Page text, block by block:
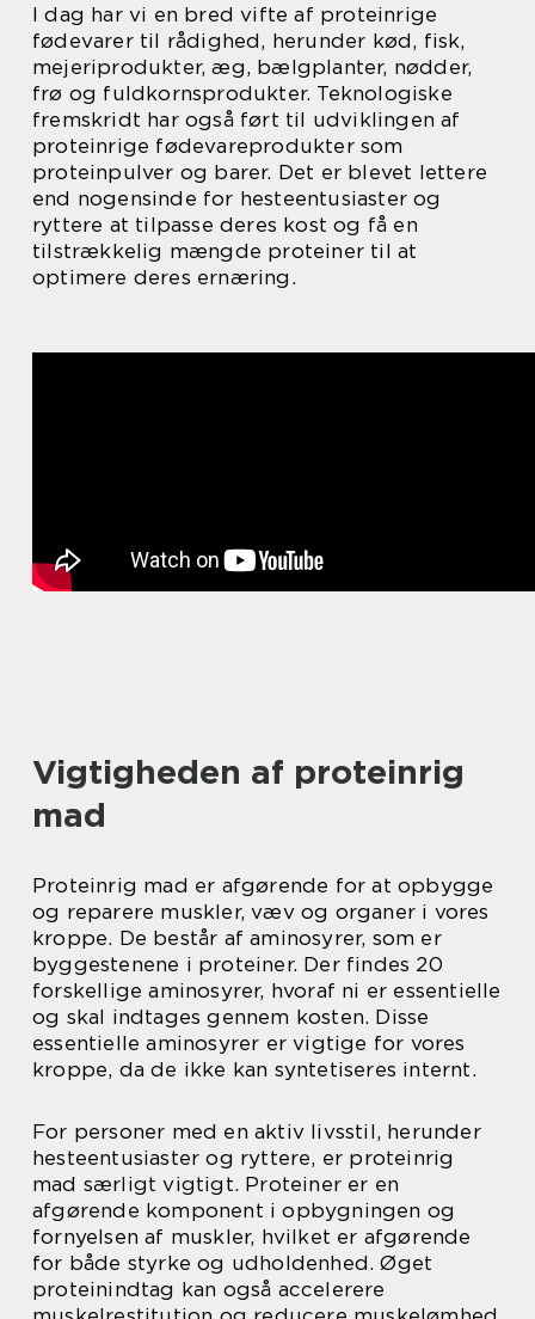
I dag har vi en bred vifte af proteinrige
fødevarer til rådighed, herunder kød, fisk,
mejeriprodukter, æg, bælgplanter, nødder,
frø og fuldkornsprodukter. Teknologiske
fremskridt har også ført til udviklingen af
proteinrige fødevareprodukter som
proteinpulver og barer. Det er blevet lettere
end nogensinde for hesteentusiaster og
ryttere at tilpasse deres kost og få en
tilstrækkelig mængde proteiner til at
optimere deres ernæring.
Vigtigheden af proteinrig
mad
Proteinrig mad er afgørende for at opbygge
og reparere muskler, væv og organer i vores
kroppe. De består af aminosyrer, som er
byggestenene i proteiner. Der findes 20
forskellige aminosyrer, hvoraf ni er essentielle
og skal indtages gennem kosten. Disse
essentielle aminosyrer er vigtige for vores
kroppe, da de ikke kan syntetiseres internt.
For personer med en aktiv livsstil, herunder
hesteentusiaster og ryttere, er proteinrig
mad særligt vigtigt. Proteiner er en
afgørende komponent i opbygningen og
fornyelsen af muskler, hvilket er afgørende
for både styrke og udholdenhed. Øget
proteinindtag kan også accelerere